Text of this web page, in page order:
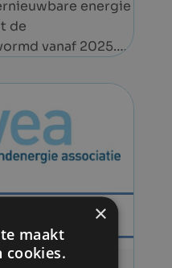
energie
de
vanaf 2025.
is een
bedrijven een
belastbare winst.
Publicatie
×
maakt
cookies.